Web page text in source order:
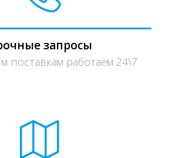
запросы
поставкам работаем 24\7